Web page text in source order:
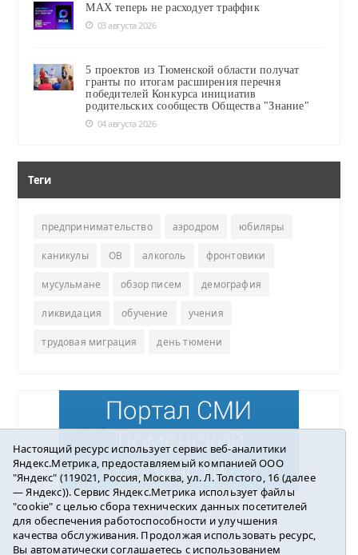
MAX теперь не расходует траффик
03 августа 2026
5 проектов из Тюменской области получат
гранты по итогам расширения перечня
победителей Конкурса инициатив
родительских сообществ Общества "Знание"
04 августа 2026
Теги
предпринимательство аэродром юбиляры
каникулы ОВ алкоголь фронтовики
мусульмане обзор писем демография
ликвидация обучение учения
трудовая миграция день тюмени
Погода в Ялуторовске
Настоящий ресурс использует сервис веб-аналитики
Яндекс.Метрика, предоставляемый компанией ООО
"Яндекс" (119021, Россия, Москва, ул. Л. Толстого, 16 (далее
— Яндекс)). Сервис Яндекс.Метрика использует файлы
"cookie" с целью сбора технических данных посетителей
для обеспечения работоспособности и улучшения
качества обслуживания. Продолжая использовать ресурс,
Вы автоматически соглашаетесь с использованием